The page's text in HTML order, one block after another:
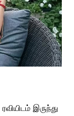
இருந்து